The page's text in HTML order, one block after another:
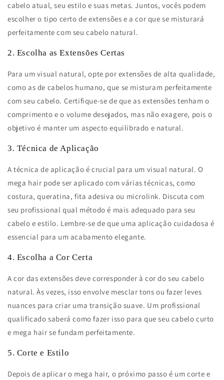
cabelo atual, seu estilo e suas metas. Juntos, vocês podem
escolher o tipo certo de extensões e a cor que se misturará
perfeitamente com seu cabelo natural.
2. Escolha as Extensões Certas
Para um visual natural, opte por extensões de alta qualidade,
como as de cabelos humano, que se misturam perfeitamente
com seu cabelo. Certifique-se de que as extensões tenham o
comprimento e o volume desejados, mas não exagere, pois o
objetivo é manter um aspecto equilibrado e natural.
3. Técnica de Aplicação
A técnica de aplicação é crucial para um visual natural. O
mega hair pode ser aplicado com várias técnicas, como
costura, queratina, fita adesiva ou microlink. Discuta com
seu profissional qual método é mais adequado para seu
cabelo e estilo. Lembre-se de que uma aplicação cuidadosa é
essencial para um acabamento elegante.
4. Escolha a Cor Certa
A cor das extensões deve corresponder à cor do seu cabelo
natural. Às vezes, isso envolve mesclar tons ou fazer leves
nuances para criar uma transição suave. Um profissional
qualificado saberá como fazer isso para que seu cabelo curto
e mega hair se fundam perfeitamente.
5. Corte e Estilo
Depois de aplicar o mega hair, o próximo passo é um corte e